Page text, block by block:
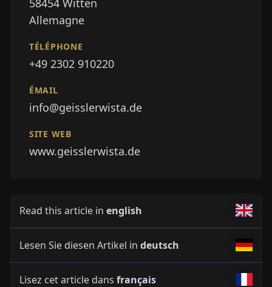
Allemagne
TÉLÉPHONE
+49 2302 910220
ÉMAIL
info@geisslerwista.de
SITE WEB
www.geisslerwista.de
Read this article in english
Lesen Sie diesen Artikel in deutsch
Lisez cet article dans français